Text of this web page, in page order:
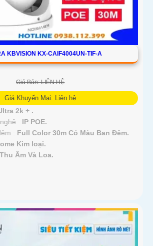
KBVISION KX-CAIF4004UN-TIF-A
Giá Bán: LIÊN HỆ
Giá Khuyến Mại: Liên hệ
2k + .
: IP POE.
: Full Color 30m Có Màu Ban Ðêm.
Kim loại.
Thu Âm Và Loa.